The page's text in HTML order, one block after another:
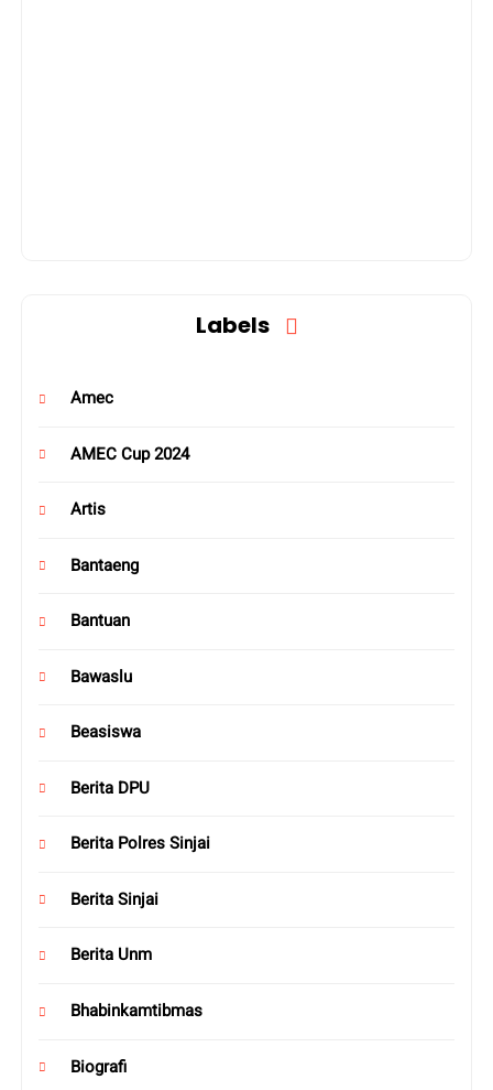
Labels
Amec
AMEC Cup 2024
Artis
Bantaeng
Bantuan
Bawaslu
Beasiswa
Berita DPU
Berita Polres Sinjai
Berita Sinjai
Berita Unm
Bhabinkamtibmas
Biografi